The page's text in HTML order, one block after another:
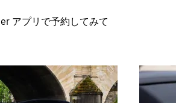
アプリで予約してみて